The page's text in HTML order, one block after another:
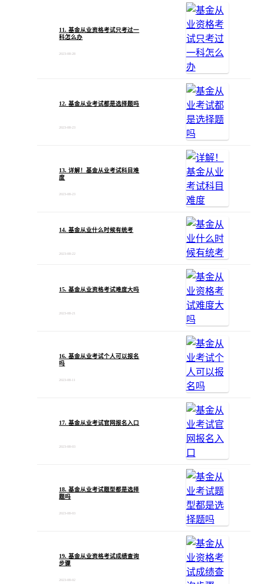
11. 基金从业资格考试只考过一
科怎么办
2023-08-28
12. 基金从业考试都是选择题吗
2023-08-23
13. 详解！基金从业考试科目难
度
2023-08-23
14. 基金从业什么时候有统考
2023-08-22
15. 基金从业资格考试难度大吗
2023-08-21
16. 基金从业考试个人可以报名
吗
2023-08-11
17. 基金从业考试官网报名入口
2023-08-03
18. 基金从业考试题型都是选择
题吗
2023-08-03
19. 基金从业资格考试成绩查询
步骤
2023-08-02